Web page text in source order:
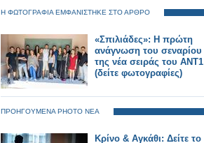
Η ΦΩΤΟΓΡΑΦΙΑ ΕΜΦΑΝΙΣΤΗΚΕ ΣΤΟ ΑΡΘΡΟ
«Σπιλιάδες»: Η πρώτη
ανάγνωση του σεναρίου
της νέα σειράς του ΑΝΤ1
(δείτε φωτογραφίες)
ΠΡΟΗΓΟΥΜΕΝΑ PHOTO ΝΕΑ
Κρίνο & Αγκάθι: Δείτε το